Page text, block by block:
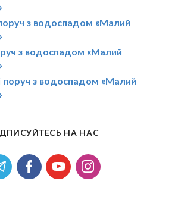
з водоспадом «Малий
з водоспадом «Малий
поруч з водоспадом «Малий
НА НАС